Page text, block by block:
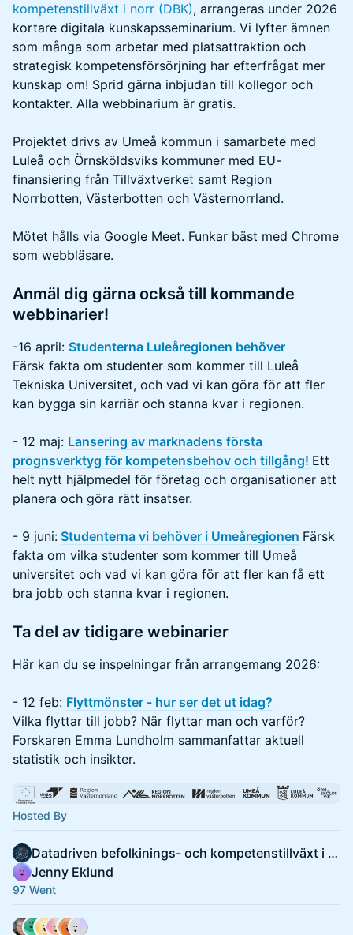
kompetenstillväxt i norr (DBK), arrangeras under 2026
kortare digitala kunskapsseminarium. Vi lyfter ämnen
som många som arbetar med platsattraktion och
strategisk kompetensförsörjning har efterfrågat mer
kunskap om! Sprid gärna inbjudan till kollegor och
kontakter. Alla webbinarium är gratis.
Projektet drivs av Umeå kommun i samarbete med
Luleå och Örnsköldsviks kommuner med EU-
finansiering från Tillväxtverket samt Region
Norrbotten, Västerbotten och Västernorrland.
Mötet hålls via Google Meet. Funkar bäst med Chrome
som webbläsare.
Anmäl dig gärna också till kommande
webbinarier!
-16 april: Studenterna Luleåregionen behöver
Färsk fakta om studenter som kommer till Luleå
Tekniska Universitet, och vad vi kan göra för att fler
kan bygga sin karriär och stanna kvar i regionen.
- 12 maj: Lansering av marknadens första
prognsverktyg för kompetensbehov och tillgång! Ett
helt nytt hjälpmedel för företag och organisationer att
planera och göra rätt insatser.
- 9 juni: Studenterna vi behöver i Umeåregionen Färsk
fakta om vilka studenter som kommer till Umeå
universitet och vad vi kan göra för att fler kan få ett
bra jobb och stanna kvar i regionen.
Ta del av tidigare webinarier
Här kan du se inspelningar från arrangemang 2026:
- 12 feb: Flyttmönster - hur ser det ut idag?
Vilka flyttar till jobb? När flyttar man och varför?
Forskaren Emma Lundholm sammanfattar aktuell
statistik och insikter.
Hosted By
Datadriven befolkinings- och kompetenstillväxt i norr
Jenny Eklund
97 Went